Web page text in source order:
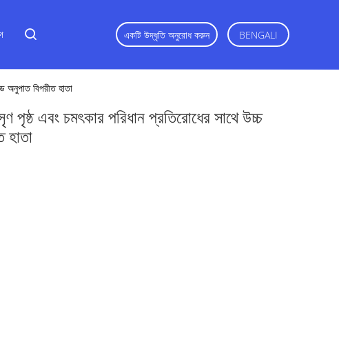
একটি উদ্ধৃতি অনুরোধ করুন BENGALI
অনুপাত বিপরীত হাতা
এবং চমৎকার পরিধান প্রতিরোধের সাথে উচ্চ
হাতা